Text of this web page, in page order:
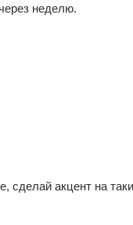
неделю.
сделай акцент на